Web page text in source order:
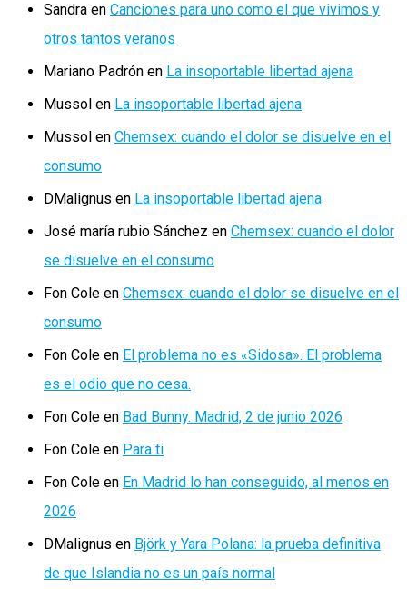
Sandra en Canciones para uno como el que vivimos y
otros tantos veranos
Mariano Padrón en La insoportable libertad ajena
Mussol en La insoportable libertad ajena
Mussol en Chemsex: cuando el dolor se disuelve en el
consumo
DMalignus en La insoportable libertad ajena
José maría rubio Sánchez en Chemsex: cuando el dolor
se disuelve en el consumo
Fon Cole en Chemsex: cuando el dolor se disuelve en el
consumo
Fon Cole en El problema no es «Sidosa». El problema
es el odio que no cesa.
Fon Cole en Bad Bunny. Madrid, 2 de junio 2026
Fon Cole en Para ti
Fon Cole en En Madrid lo han conseguido, al menos en
2026
DMalignus en Björk y Yara Polana: la prueba definitiva
de que Islandia no es un país normal